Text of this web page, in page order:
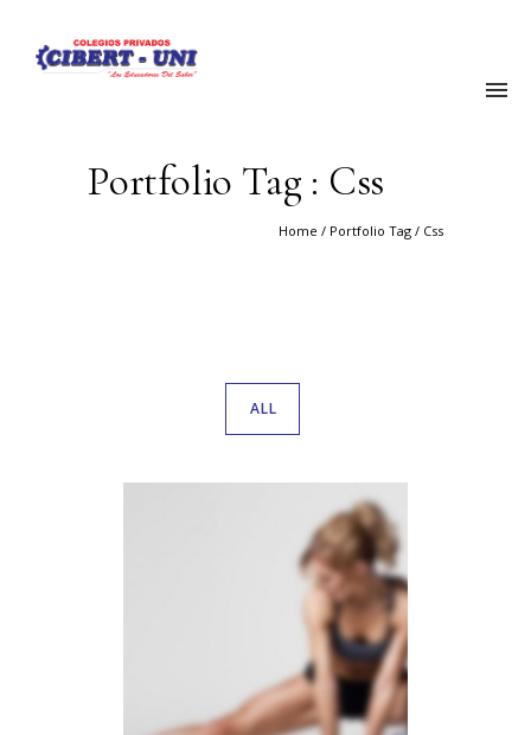
Portfolio Tag : Css
Home / Portfolio Tag / Css
ALL
Sidebar Slider
PHOTOGRAPHY